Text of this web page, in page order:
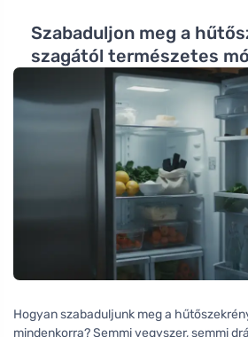
Szabaduljon meg a
szagától természetes
Hogyan szabaduljunk meg a
mindenkorra? Semmi vegyszer, semmi